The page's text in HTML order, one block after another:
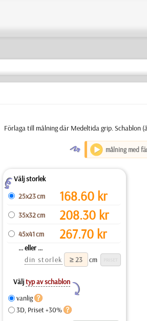
Förlaga till målning där Medeltida grip. Schablon
O målning med
ZVälj storlek
25x23 cm
168.60kr
35x32 cm 208.30kr
45x41 cm 267.70kr
... eller ...
din storlek
cm
Väljtyp av schablon
Y
vanlig
3D, Priset +30%